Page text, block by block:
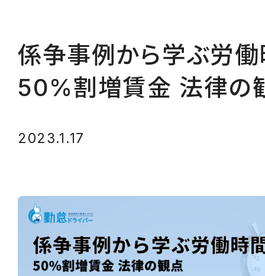
係争事例から学ぶ労
50%割増賃金 法律の
2023.1.17